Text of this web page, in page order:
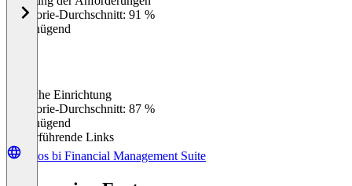
%
Kategorie-Durchschnitt: 91 %
Ungenügend
Einfache Einrichtung
Kategorie-Durchschnitt: 87 %
Ungenügend
Weiterführende Links
loyos bi Financial Management Suite